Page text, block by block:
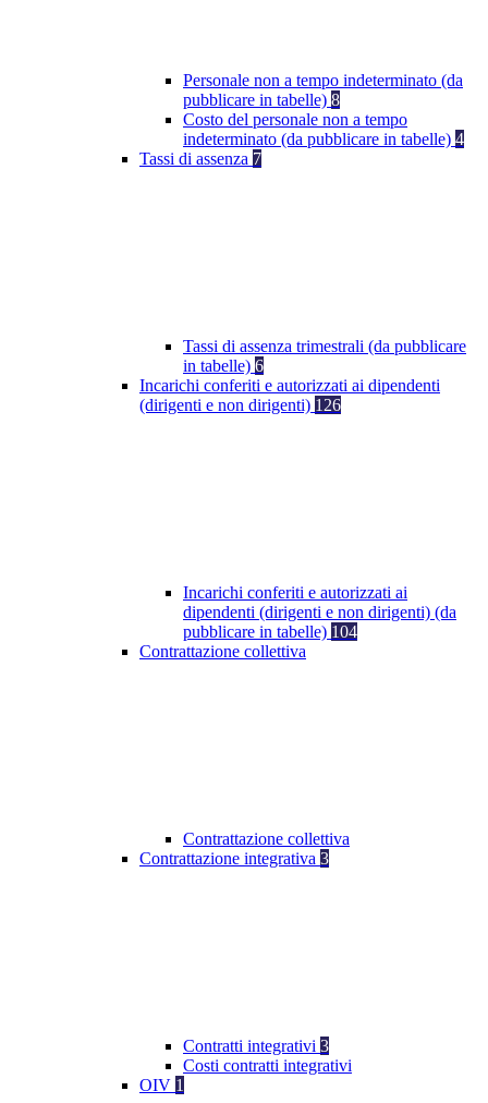
Personale non a tempo indeterminato (da
pubblicare in tabelle) 8
Costo del personale non a tempo
indeterminato (da pubblicare in tabelle) 4
Tassi di assenza 7
Tassi di assenza trimestrali (da pubblicare
in tabelle) 6
Incarichi conferiti e autorizzati ai dipendenti
(dirigenti e non dirigenti) 126
Incarichi conferiti e autorizzati ai
dipendenti (dirigenti e non dirigenti) (da
pubblicare in tabelle) 104
Contrattazione collettiva
Contrattazione collettiva
Contrattazione integrativa 3
Contratti integrativi 3
Costi contratti integrativi
OIV 1